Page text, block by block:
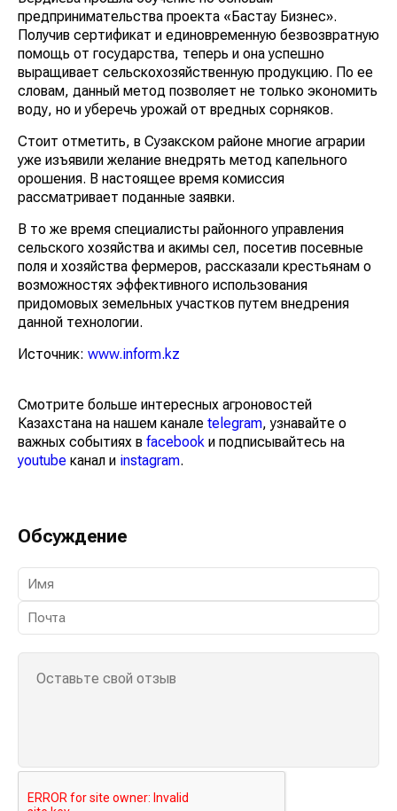
предпринимательства проекта «Бастау Бизнес».
Получив сертификат и единовременную безвозвратную
помощь от государства, теперь и она успешно
выращивает сельскохозяйственную продукцию. По ее
словам, данный метод позволяет не только экономить
воду, но и уберечь урожай от вредных сорняков.
Стоит отметить, в Сузакском районе многие аграрии
уже изъявили желание внедрять метод капельного
орошения. В настоящее время комиссия
рассматривает поданные заявки.
В то же время специалисты районного управления
сельского хозяйства и акимы сел, посетив посевные
поля и хозяйства фермеров, рассказали крестьянам о
возможностях эффективного использования
придомовых земельных участков путем внедрения
данной технологии.
Источник: www.inform.kz
Смотрите больше интересных агроновостей
Казахстана на нашем канале telegram, узнавайте о
важных событиях в facebook и подписывайтесь на
youtube канал и instagram.
Обсуждение